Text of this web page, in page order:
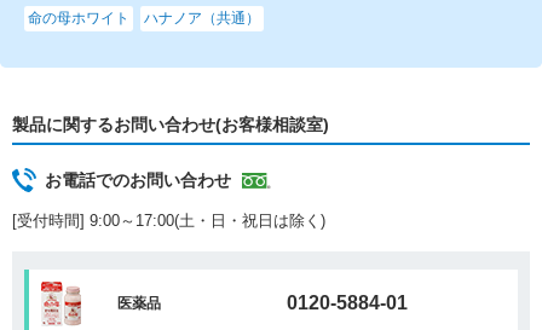
命の母ホワイト ハナノア（共通）
製品に関するお問い合わせ(お客様相談室)
お電話でのお問い合わせ
[受付時間] 9:00～17:00(土・日・祝日は除く)
医薬品 0120-5884-01